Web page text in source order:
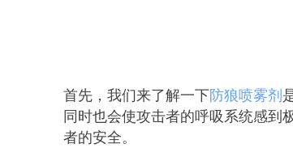
首先，我们来了解一下防狼喷雾剂
同时也会使攻击者的呼吸系统感到
者的安全。